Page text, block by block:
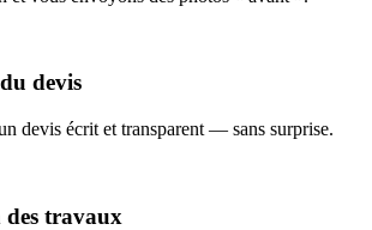
devis
devis écrit et transparent — sans surprise.
des travaux